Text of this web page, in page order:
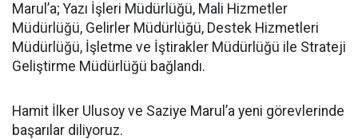
Marul’a; Yazı İşleri Müdürlüğü, Mali Hizmetler
Müdürlüğü, Gelirler Müdürlüğü, Destek Hizmetleri
Müdürlüğü, İşletme ve İştirakler Müdürlüğü ile Strateji
Geliştirme Müdürlüğü bağlandı.
Hamit İlker Ulusoy ve Saziye Marul’a yeni görevlerinde
başarılar diliyoruz.